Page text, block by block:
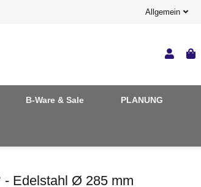
Allgemein
B-Ware & Sale PLANUNG
- Edelstahl Ø 285 mm